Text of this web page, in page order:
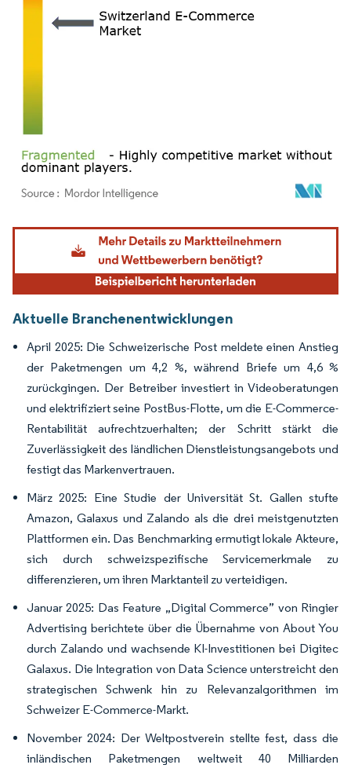
Bild © Mordor Intelligence. Wiederverwendung erfordert Namensnennung gemäß
Aktuelle Branchenentwicklungen
April 2025: Die Schweizerische Post meldete einen Anstieg
der Paketmengen um 4,2 %, während Briefe um 4,6 %
zurückgingen. Der Betreiber investiert in Videoberatungen
und elektrifiziert seine PostBus-Flotte, um die E-Commerce-
Rentabilität aufrechtzuerhalten; der Schritt stärkt die
Zuverlässigkeit des ländlichen Dienstleistungsangebots und
festigt das Markenvertrauen.
März 2025: Eine Studie der Universität St. Gallen stufte
Amazon, Galaxus und Zalando als die drei meistgenutzten
Plattformen ein. Das Benchmarking ermutigt lokale Akteure,
sich durch schweizspezifische Servicemerkmale zu
differenzieren, um ihren Marktanteil zu verteidigen.
Januar 2025: Das Feature „Digital Commerce” von Ringier
Advertising berichtete über die Übernahme von About You
durch Zalando und wachsende KI-Investitionen bei Digitec
Galaxus. Die Integration von Data Science unterstreicht den
strategischen Schwenk hin zu Relevanzalgorithmen im
Schweizer E-Commerce-Markt.
November 2024: Der Weltpostverein stellte fest, dass die
inländischen Paketmengen weltweit 40 Milliarden